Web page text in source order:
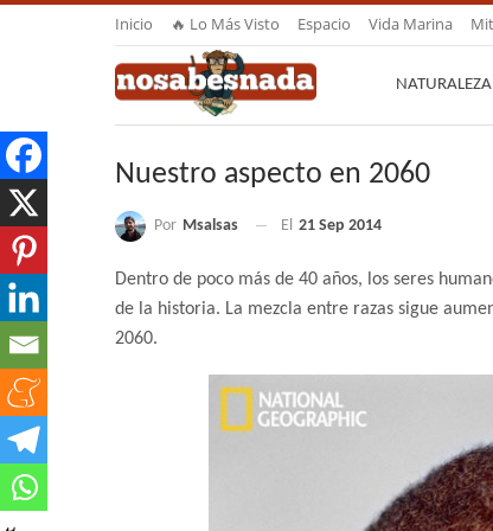
Inicio 🔥 Lo Más Visto Espacio Vida Marina
NATURALEZA
Nuestro aspecto en 2060
Por Msalsas El 21 Sep 2014
Dentro de poco más de 40 años, los seres
de la historia. La mezcla entre razas sigue
2060.